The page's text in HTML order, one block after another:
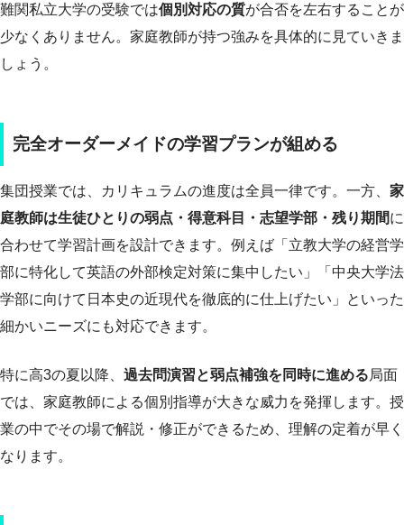
難関私立大学の受験では個別対応の質が合否を左右することが
少なくありません。家庭教師が持つ強みを具体的に見ていきま
しょう。
完全オーダーメイドの学習プランが組める
集団授業では、カリキュラムの進度は全員一律です。一方、 家
庭教師は生徒ひとりの弱点・得意科目・志望学部・残り期間に
合わせて学習計画を設計できます。例えば「立教大学の経営学
部に特化して英語の外部検定対策に集中したい」「中央大学法
学部に向けて日本史の近現代を徹底的に仕上げたい」といった
細かいニーズにも対応できます。
特に高3の夏以降、 過去問演習と弱点補強を同時に進める局面
では、家庭教師による個別指導が大きな威力を発揮します。授
業の中でその場で解説・修正ができるため、理解の定着が早く
なります。